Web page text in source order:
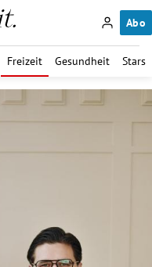
Abo
Freizeit Gesundheit Stars